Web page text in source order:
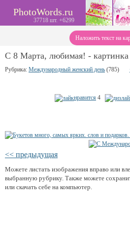
PhotoWords.ru
37718 шт. +6299
Наложить текст на
С 8 Марта, любимая! -
Рубрика: Международный женский день (785)
нравится 4
<< предыдущая
Можете листать изображения вправо или
выбранную рубрику. Также можете
или скачать себе на компьютер.